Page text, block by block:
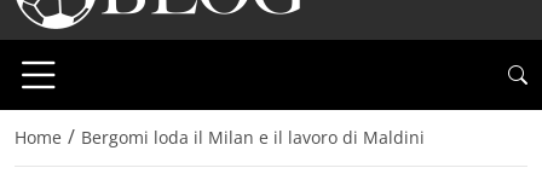
Home / Bergomi loda il Milan e il lavoro di Maldini